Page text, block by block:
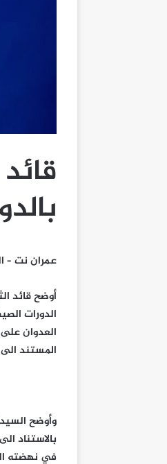
عمران نت – اليمن – 8
أوضح قائد
الدورات
العدوان
المستند
وأوضح
بالاستناد
في نهضته